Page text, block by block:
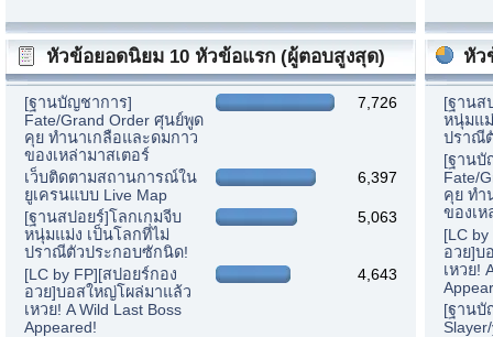
หัวข้อยอดนิยม 10 หัวข้อแรก (ผู้ตอบสูงสุด)
[ฐานบัญชาการ]
Fate/Grand Order ศุนย์พูด
คุย ทำนาเกลือและดมกาว
ของเหล่ามาสเตอร์
7,726
เว็บติดตามสถานการณ์ใน
ยูเครนแบบ Live Map
6,397
[ฐานสปอยร์]โลกเกมจีบ
หนุ่มแม่ง เป็นโลกที่ไม่
ปราณีตัวประกอบซักนิด!
5,063
[LC by FP][สปอยร์กอง
อวย]บอสใหญ่โผล่มาแล้ว
เหวย! A Wild Last Boss
Appeared!
4,643
หัว
[ฐานส
หนุ่มแ
ปราณี
[ฐานบั
Fate/
คุย ทำ
ของเห
[LC
อวย]บ
เหวย!
[ฐานบั